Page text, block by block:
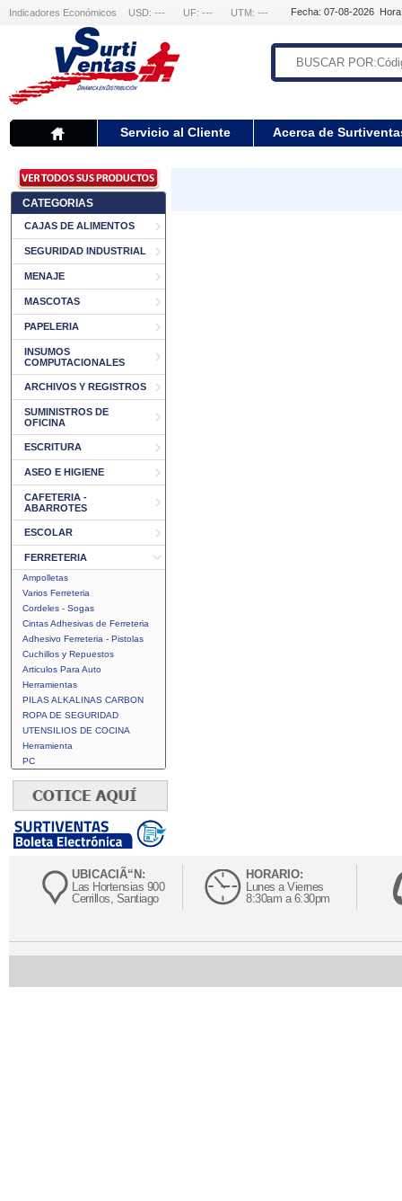
Indicadores Económicos USD: --- UF: --- UTM: --- Fecha: 07-08-2026
Servicio al Cliente Acerca de
CATEGORIAS
CAJAS DE ALIMENTOS
SEGURIDAD INDUSTRIAL
MENAJE
MASCOTAS
PAPELERIA
INSUMOS
COMPUTACIONALES
ARCHIVOS Y REGISTROS
SUMINISTROS DE
OFICINA
ESCRITURA
ASEO E HIGIENE
CAFETERIA -
ABARROTES
ESCOLAR
FERRETERIA
Ampolletas
Varios Ferreteria
Cordeles - Sogas
Cintas Adhesivas de Ferreteria
Adhesivo Ferreteria - Pistolas
Cuchillos y Repuestos
Articulos Para Auto
Herramientas
PILAS ALKALINAS CARBON
ROPA DE SEGURIDAD
UTENSILIOS DE COCINA
Herramienta
PC
UBICACIÃ“N:
Las Hortensias 900
Cerrillos, Santiago
HORARIO:
Lunes a Viernes
8:30am a 6:30pm